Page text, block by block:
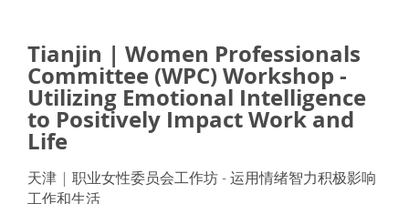
Tianjin | Women Professionals
Committee (WPC) Workshop -
Utilizing Emotional Intelligence
to Positively Impact Work and
Life
天津 | 职业女性委员会工作坊 - 运用情绪智力积极影响
工作和生活